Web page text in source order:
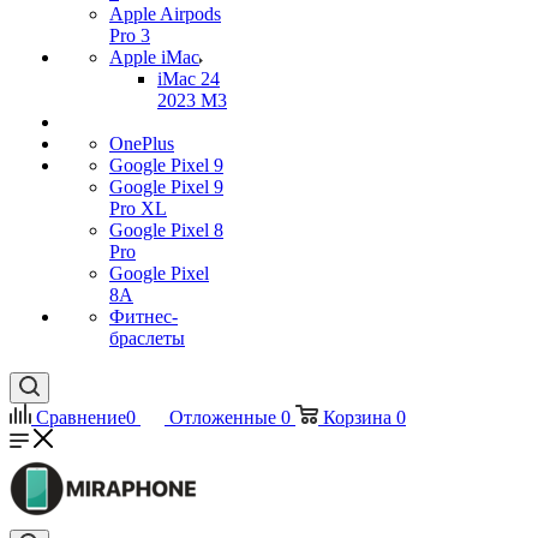
Apple Airpods
Pro 3
Apple iMac
iMac 24
2023 M3
OnePlus
Google Pixel 9
Google Pixel 9
Pro XL
Google Pixel 8
Pro
Google Pixel
8A
Фитнес-
браслеты
Сравнение0 Отложенные 0 Корзина 0